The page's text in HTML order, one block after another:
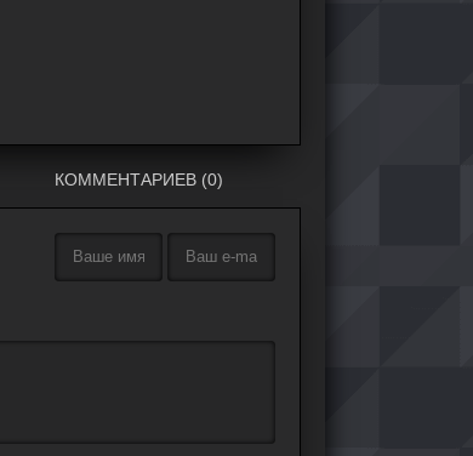
КОММЕНТАРИЕВ (0)